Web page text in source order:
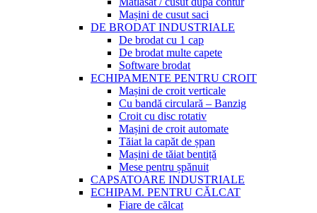
Mașini de cusut saci
DE BRODAT INDUSTRIALE
De brodat cu 1 cap
De brodat multe capete
Software brodat
ECHIPAMENTE PENTRU CROIT
Mașini de croit verticale
Cu bandă circulară – Banzig
Croit cu disc rotativ
Mașini de croit automate
Tăiat la capăt de șpan
Mașini de tăiat bentiță
Mese pentru șpănuit
CAPSATOARE INDUSTRIALE
ECHIPAM. PENTRU CĂLCAT
Fiare de călcat